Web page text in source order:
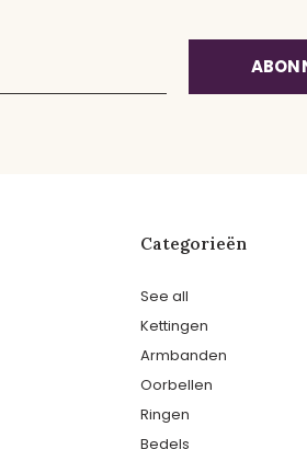
Categorieën
See all
Kettingen
Armbanden
Oorbellen
Ringen
Bedels